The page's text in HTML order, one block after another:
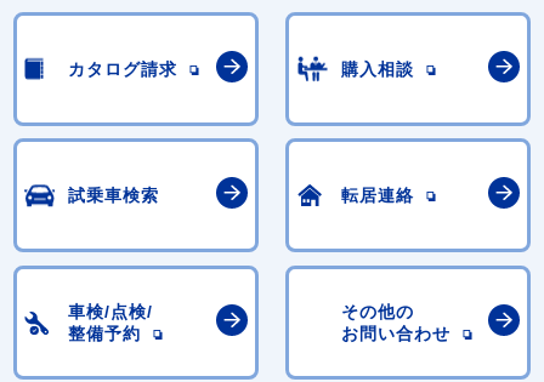
カタログ請求 購入相談
試乗車検索 転居連絡
車検/点検/
整備予約
その他の
お問い合わせ